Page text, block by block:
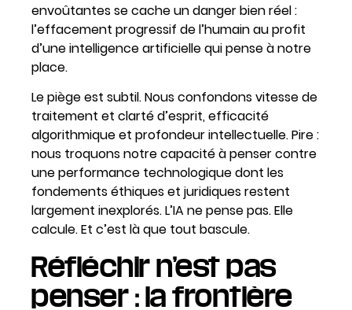
envoûtantes se cache un danger bien réel :
l’effacement progressif de l’humain au profit
d’une intelligence artificielle qui pense à notre
place.
Le piège est subtil. Nous confondons vitesse de
traitement et clarté d’esprit, efficacité
algorithmique et profondeur intellectuelle. Pire :
nous troquons notre capacité à penser contre
une performance technologique dont les
fondements éthiques et juridiques restent
largement inexplorés. L’IA ne pense pas. Elle
calcule. Et c’est là que tout bascule.
Réfléchir n’est pas
penser : la frontière